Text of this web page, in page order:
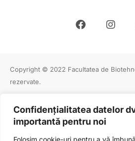
Confidențialitatea datelor
importantă pentru noi
Folosim cookie-uri pentru a vă
Copyright © 2022 Facultatea de
rezervate.